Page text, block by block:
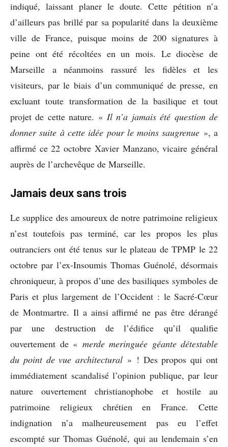
indiqué, laissant planer le doute. Cette pétition n’a
d’ailleurs pas brillé par sa popularité dans la deuxième
ville de France, puisque moins de 200 signatures à
peine ont été récoltées en un mois. Le diocèse de
Marseille a néanmoins rassuré les fidèles et les
visiteurs, par le biais d’un communiqué de presse, en
excluant toute transformation de la basilique et tout
projet de cette nature. « Il n’a jamais été question de
donner suite à cette idée pour le moins saugrenue », a
affirmé ce 22 octobre Xavier Manzano, vicaire général
auprès de l’archevêque de Marseille.
Jamais deux sans trois
Le supplice des amoureux de notre patrimoine religieux
n’est toutefois pas terminé, car les propos les plus
outranciers ont été tenus sur le plateau de TPMP le 22
octobre par l’ex-Insoumis Thomas Guénolé, désormais
chroniqueur, à propos d’une des basiliques symboles de
Paris et plus largement de l’Occident : le Sacré-Cœur
de Montmartre. Il a ainsi affirmé ne pas être dérangé
par une destruction de l’édifice qu’il qualifie
ouvertement de « merde meringuée géante détestable
du point de vue architectural » ! Des propos qui ont
immédiatement scandalisé l’opinion publique, par leur
nature ouvertement christianophobe et hostile au
patrimoine religieux chrétien en France. Cette
indignation n’a malheureusement pas eu l’effet
escompté sur Thomas Guénolé, qui au lendemain s’en